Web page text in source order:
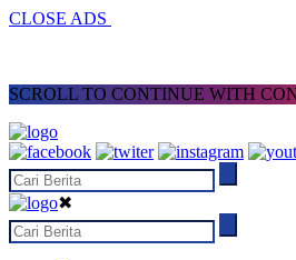
CLOSE ADS
SCROLL TO CONTINUE WITH
✖